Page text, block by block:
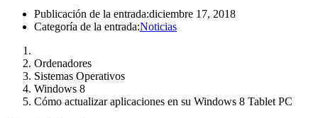
Publicación de la entrada:diciembre 17, 2018
Categoría de la entrada:Noticias
Ordenadores
Sistemas Operativos
Windows 8
Cómo actualizar aplicaciones en su Windows 8 Tablet PC